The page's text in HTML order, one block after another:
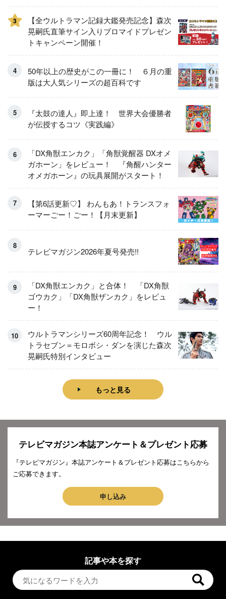
3
【全ウルトラマン記録大鑑発売記念】森次
晃嗣氏直筆サイン入りブロマイドプレゼン
トキャンペーン開催！
50年以上の歴史がこの一冊に！ ６月の重
版は大人気シリーズの超百科です
『太鼓の達人』即上達！ 世界大会優勝者
が伝授するコツ《実践編》
「DX角獣エンカク」「角獣覚醒器 DXオメ
ガホーン」をレビュー！ 『角醒ハンター
オメガホーン』の玩具展開がスタート！
【第6話更新♡】 わんもあ！トランスフォ
ーマーごー！ごー！【月末更新】
テレビマガジン2026年夏号発売!!
「DX角獣エンカク」と合体！ 「DX角獣
ゴウカク」「DX角獣ザンカク」をレビュ
ー！
ウルトラマンシリーズ60周年記念！ ウル
トラセブン＝モロボシ・ダンを演じた森次
晃嗣氏特別インタビュー
もっと見る
テレビマガジン本誌アンケート＆プレゼント応募
『テレビマガジン』本誌アンケート＆プレゼント応募はこちらから
ご応募できます。
申し込み
記事や本を探す